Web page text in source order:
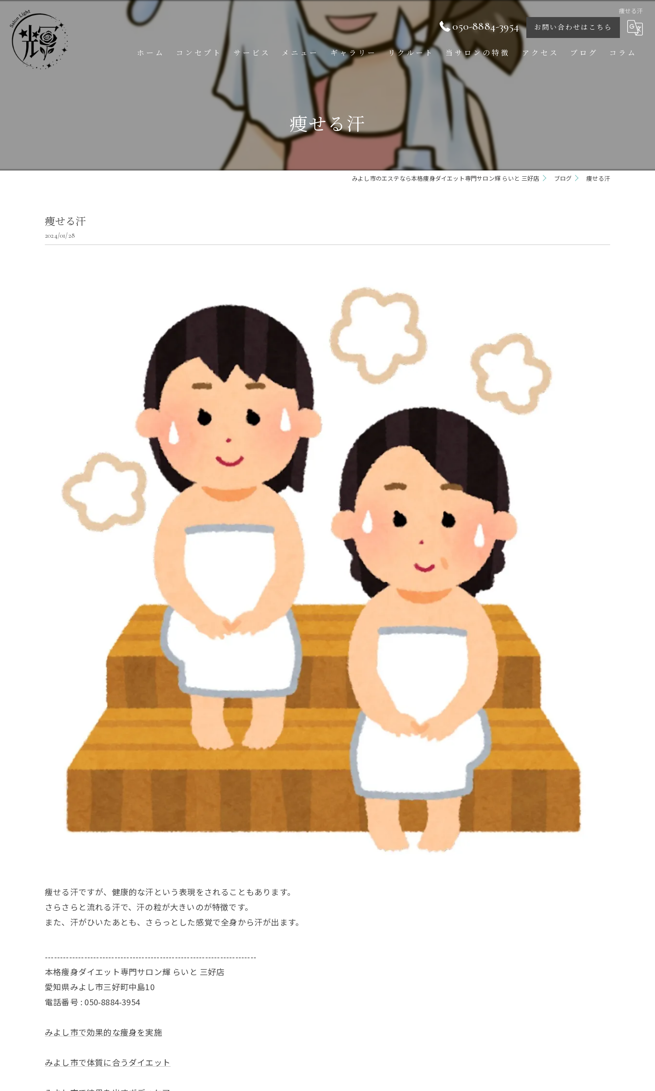
痩せる汗
050-8884-3954 お問い合わせはこちら
ホーム コンセプト サービス メニュー ギャラリー リクルート 当サロンの特徴
痩身
ダイエット
ボディ
フェイシャル
ブライダル
アクセス ブログ コラム
痩せる汗
みよし市のエステなら本格痩身ダイエット専門サロン輝 らいと 三好店 ブログ 痩せる汗
痩せる汗
2024/01/28
痩せる汗ですが、健康的な汗という表現をされることもあります。
さらさらと流れる汗で、汗の粒が大きいのが特徴です。
また、汗がひいたあとも、さらっとした感覚で全身から汗が出ます。
----------------------------------------------------------------------
本格痩身ダイエット専門サロン輝 らいと 三好店
愛知県みよし市三好町中島10
電話番号 : 050-8884-3954
みよし市で効果的な痩身を実施
みよし市で体質に合うダイエット